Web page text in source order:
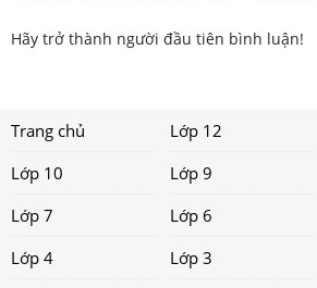
Hãy trở thành người đầu tiên bình luận!
Trang chủ Lớp 12
Lớp 10
Lớp 9
Lớp 7
Lớp 6
Lớp 4
Lớp 3